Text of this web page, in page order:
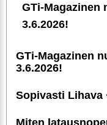
GTi-Magazinen
3.6.2026!
GTi-Magazinen
3.6.2026!
Sopivasti Lihava
Miten